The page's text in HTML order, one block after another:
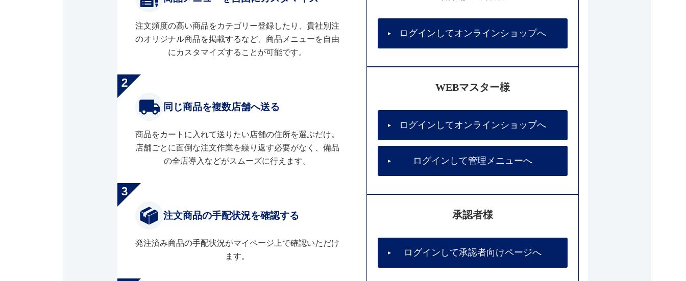
注文頻度の高い商品をカテゴリー登録したり、貴社別注
のオリジナル商品を掲載するなど、商品メニューを自由
にカスタマイズすることが可能です。
同じ商品を複数店舗へ送る
商品をカートに入れて送りたい店舗の住所を選ぶだけ。
店舗ごとに面倒な注文作業を繰り返す必要がなく、備品
の全店導入などがスムーズに行えます。
注文商品の手配状況を確認する
発注済み商品の手配状況がマイページ上で確認いただけ
ます。
ログインしてオンラインショップへ
WEBマスター様
ログインしてオンラインショップへ
ログインして管理メニューへ
承認者様
ログインして承認者向けページへ